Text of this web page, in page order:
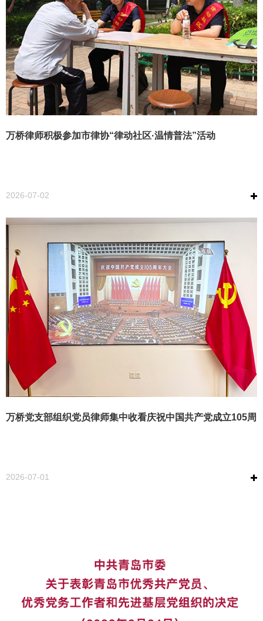
万桥律师积极参加市律协“律动社区·温情普法”活动
2026-07-02
万桥党支部组织党员律师集中收看庆祝中国共产党成立105周
2026-07-01